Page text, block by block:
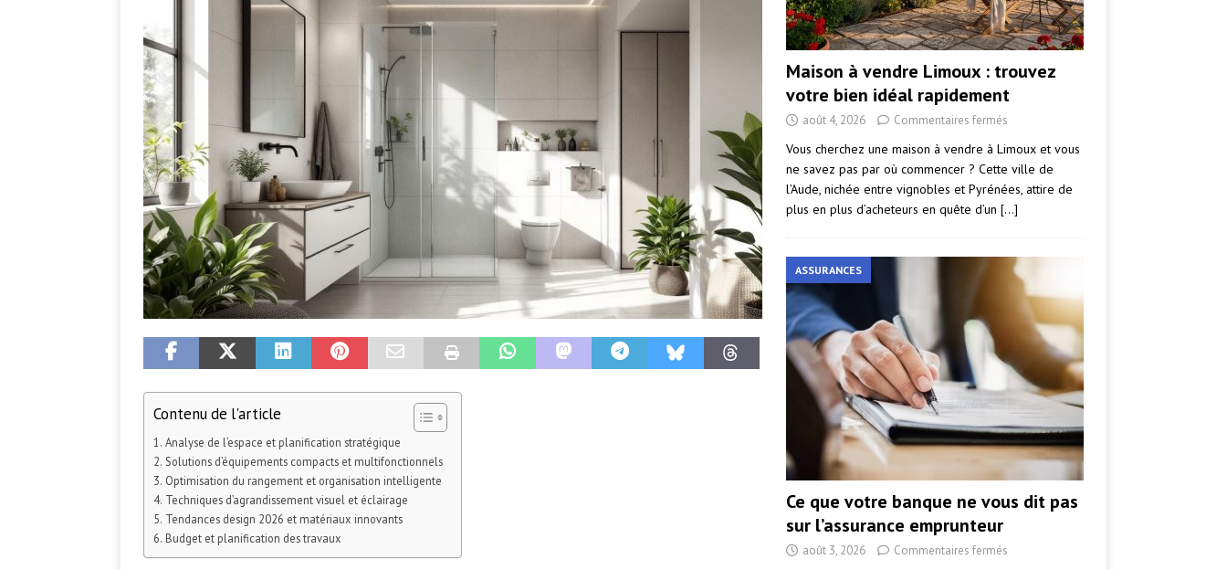
Contenu de l'article
Analyse de l’espace et planification stratégique
Solutions d’équipements compacts et multifonctionnels
Optimisation du rangement et organisation intelligente
Techniques d’agrandissement visuel et éclairage
Tendances design 2026 et matériaux innovants
Budget et planification des travaux
Maison à vendre Limoux : trouvez
votre bien idéal rapidement
août 4, 2026 Commentaires fermés
Vous cherchez une maison à vendre à Limoux et vous
ne savez pas par où commencer ? Cette ville de
l’Aude, nichée entre vignobles et Pyrénées, attire de
plus en plus d’acheteurs en quête d’un […]
ASSURANCES
Ce que votre banque ne vous dit pas
sur l’assurance emprunteur
août 3, 2026 Commentaires fermés